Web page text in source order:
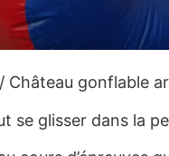
Château gonflable
se glisser dans la